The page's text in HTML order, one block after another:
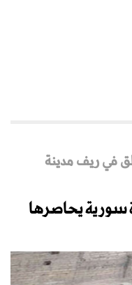
في ريف مدينة
سورية يحاصرها